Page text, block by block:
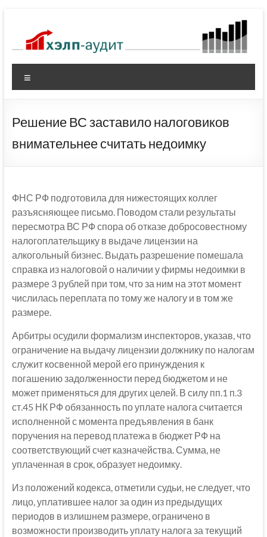
содержимому
Решение ВС заставило налоговиков
внимательнее считать недоимку
ФНС РФ подготовила для нижестоящих коллег
разъясняющее письмо. Поводом стали результаты
пересмотра ВС РФ спора об отказе добросовестному
налогоплательщику в выдаче лицензии на
алкогольный бизнес. Выдать разрешение помешала
справка из налоговой о наличии у фирмы недоимки в
размере 3 рублей при том, что за ним на этот момент
числилась переплата по тому же налогу и в том же
размере.
Арбитры осудили формализм инспекторов, указав, что
ограничение на выдачу лицензии должнику по налогам
служит косвенной мерой его принуждения к
погашению задолженности перед бюджетом и не
может применяться для других целей. В силу пп.1 п.3
ст.45 НК РФ обязанность по уплате налога считается
исполненной с момента предъявления в банк
поручения на перевод платежа в бюджет РФ на
соответствующий счет казначейства. Сумма, не
уплаченная в срок, образует недоимку.
Из положений кодекса, отметили судьи, не следует, что
лицо, уплатившее налог за один из предыдущих
периодов в излишнем размере, ограничено в
возможности производить уплату налога за текущий